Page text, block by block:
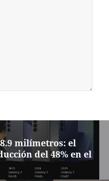
milímetros: el
del 48% en el